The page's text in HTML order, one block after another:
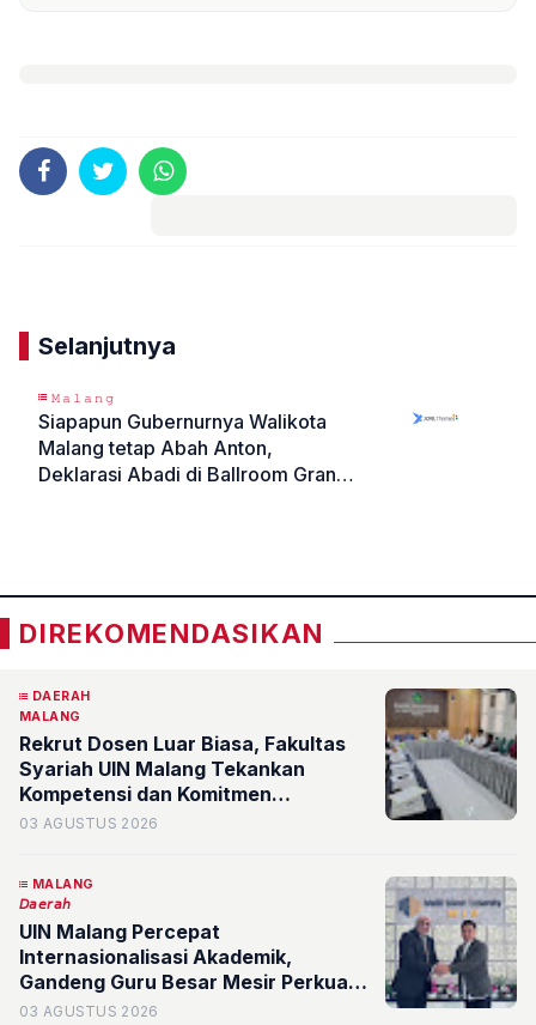
Selanjutnya
𝙼𝚊𝚕𝚊𝚗𝚐
Siapapun Gubernurnya Walikota
Malang tetap Abah Anton,
Deklarasi Abadi di Ballroom Grand
DIREKOMENDASIKAN
DAERAH
MALANG
Rekrut Dosen Luar Biasa, Fakultas
Syariah UIN Malang Tekankan
Kompetensi dan Komitmen
Pengabdian
03 AGUSTUS 2026
MALANG
𝘋𝘢𝘦𝘳𝘢𝘩
UIN Malang Percepat
Internasionalisasi Akademik,
Gandeng Guru Besar Mesir Perkuat
Kajian Bahasa Arab
03 AGUSTUS 2026